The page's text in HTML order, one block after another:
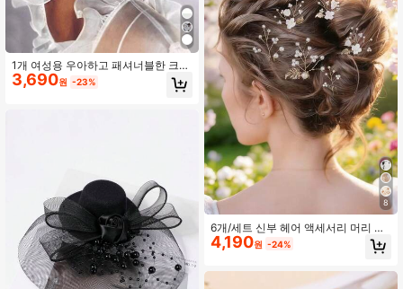
1개 여성용 우아하고 패셔너블한 크리
스탈 라인스톤 헤어밴드, 프롬과 웨딩
파티에 완벽한 티아라 헤드밴드
3,690원 -23%
8
6개/세트 신부 헤어 액세서리 머리 장
식, 진주 합금 잎 & 꽃 장식 헤어핀, 웨
딩 헤어 주얼리, 여름, 해변, 우아한, 파
4,190원 -24%